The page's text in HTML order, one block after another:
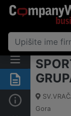
Sažetak
Osnovni
Gora